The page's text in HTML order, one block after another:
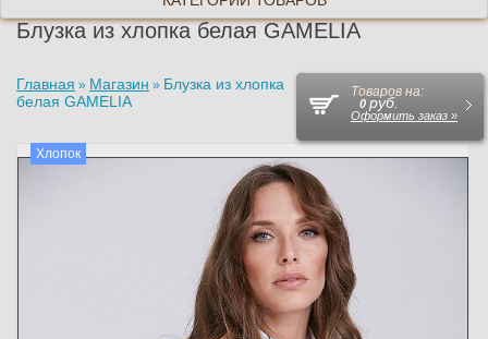
Товаров на:
0 руб.
Оформить заказ »
Блузка из хлопка белая GAMELIA
Главная » Магазин » Блузка из хлопка
белая GAMELIA
Хлопок